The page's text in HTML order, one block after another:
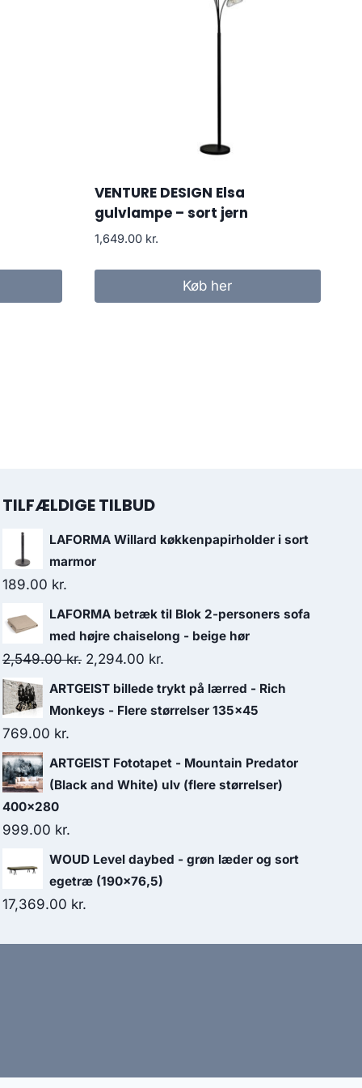
VENTURE DESIGN Elsa
gulvlampe – sort jern
1,649.00 kr.
Køb her
TILFÆLDIGE TILBUD
LAFORMA Willard køkkenpapirholder i sort
marmor
189.00 kr.
LAFORMA betræk til Blok 2-personers sofa
med højre chaiselong - beige hør
2,549.00kr. 2,294.00 kr.
ARTGEIST billede trykt på lærred - Rich
Monkeys - Flere størrelser 135x45
769.00 kr.
ARTGEIST Fototapet - Mountain Predator
(Black and White) ulv (flere størrelser)
400x280
999.00 kr.
WOUD Level daybed - grøn læder og sort
egetræ (190x76,5)
17,369.00 kr.